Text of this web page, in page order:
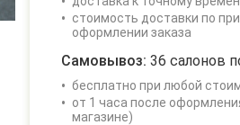
стоимость доставки по
оформлении заказа
Самовывоз: 36 салонов
бесплатно при любой
от 1 часа после
магазине)